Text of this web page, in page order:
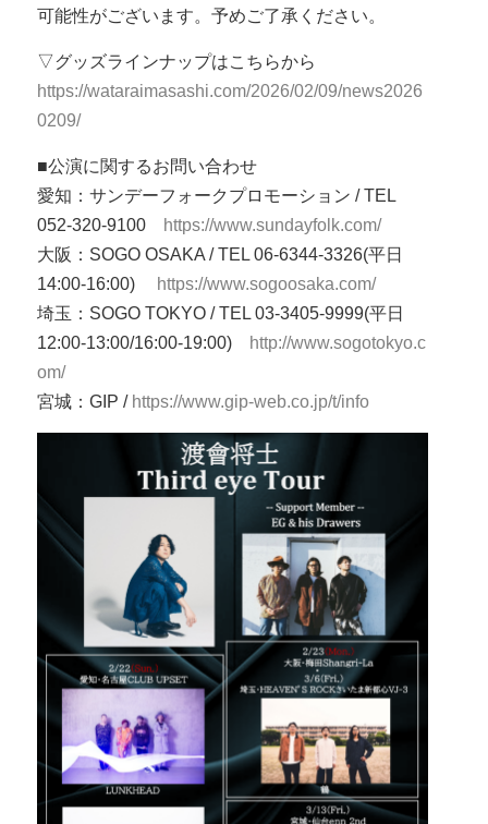
可能性がございます。予めご了承ください。
▽グッズラインナップはこちらから
https://wataraimasashi.com/2026/02/09/news2026
0209/
■公演に関するお問い合わせ
愛知：サンデーフォークプロモーション / TEL
052-320-9100 https://www.sundayfolk.com/
大阪：SOGO OSAKA / TEL 06-6344-3326(平日
14:00-16:00) https://www.sogoosaka.com/
埼玉：SOGO TOKYO / TEL 03-3405-9999(平日
12:00-13:00/16:00-19:00) http://www.sogotokyo.c
om/
宮城：GIP / https://www.gip-web.co.jp/t/info